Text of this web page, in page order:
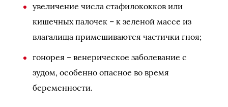
увеличение числа стафилококков или
кишечных палочек – к зеленой массе из
влагалища примешиваются частички гноя;
гонорея – венерическое заболевание с
зудом, особенно опасное во время
беременности.